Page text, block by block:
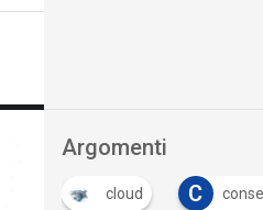
Argomenti
C conservazione digitale